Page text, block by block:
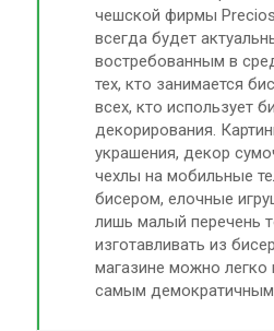
чешской фирмы
всегда будет
востребованным в
тех, кто занимается
всех, кто использует
декорирования.
украшения, декор
чехлы на мобильные
бисером, елочные
лишь малый перечень
изготавливать из
магазине можно легко
самым